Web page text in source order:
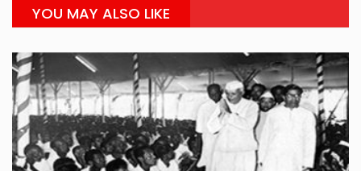
YOU MAY ALSO LIKE